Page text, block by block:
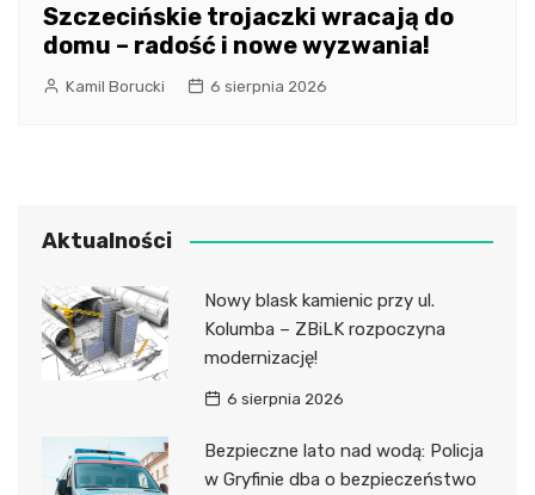
Szczecińskie trojaczki wracają do
domu – radość i nowe wyzwania!
Kamil Borucki 6 sierpnia 2026
Aktualności
Nowy blask kamienic przy ul.
Kolumba – ZBiLK rozpoczyna
modernizację!
6 sierpnia 2026
Bezpieczne lato nad wodą: Policja
w Gryfinie dba o bezpieczeństwo